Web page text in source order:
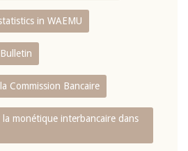
in WAEMU
Commission Bancaire
monétique interbancaire dans